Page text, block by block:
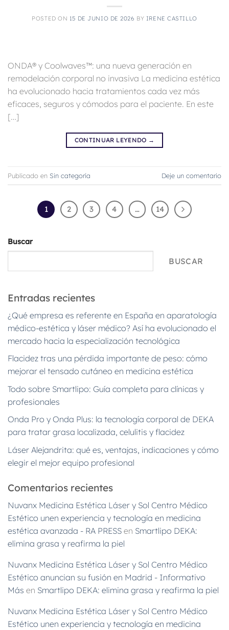
POSTED ON 15 DE JUNIO DE 2026 BY IRENE CASTILLO
ONDA® y Coolwaves™: una nueva generación en
remodelación corporal no invasiva La medicina estética
ha evolucionado hacia tratamientos cada vez más
eficaces, seguros y cómodos para el paciente. En este
[…]
CONTINUAR LEYENDO →
Publicado en Sin categoría Deje un comentario
1 2 3 4 … 14
Buscar
BUSCAR
Entradas recientes
¿Qué empresa es referente en España en aparatología
médico-estética y láser médico? Así ha evolucionado el
mercado hacia la especialización tecnológica
Flacidez tras una pérdida importante de peso: cómo
mejorar el tensado cutáneo en medicina estética
Todo sobre Smartlipo: Guía completa para clínicas y
profesionales
Onda Pro y Onda Plus: la tecnología corporal de DEKA
para tratar grasa localizada, celulitis y flacidez
Láser Alejandrita: qué es, ventajas, indicaciones y cómo
elegir el mejor equipo profesional
Comentarios recientes
Nuvanx Medicina Estética Láser y Sol Centro Médico
Estético unen experiencia y tecnología en medicina
estética avanzada - RA PRESS en Smartlipo DEKA:
elimina grasa y reafirma la piel
Nuvanx Medicina Estética Láser y Sol Centro Médico
Estético anuncian su fusión en Madrid - Informativo
Más en Smartlipo DEKA: elimina grasa y reafirma la piel
Nuvanx Medicina Estética Láser y Sol Centro Médico
Estético unen experiencia y tecnología en medicina